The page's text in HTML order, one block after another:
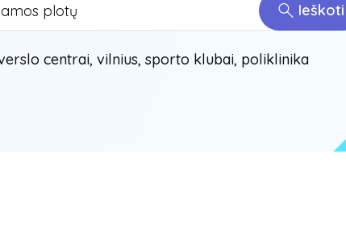
Ieškoti
centrai, vilnius, sporto klubai, poliklinika